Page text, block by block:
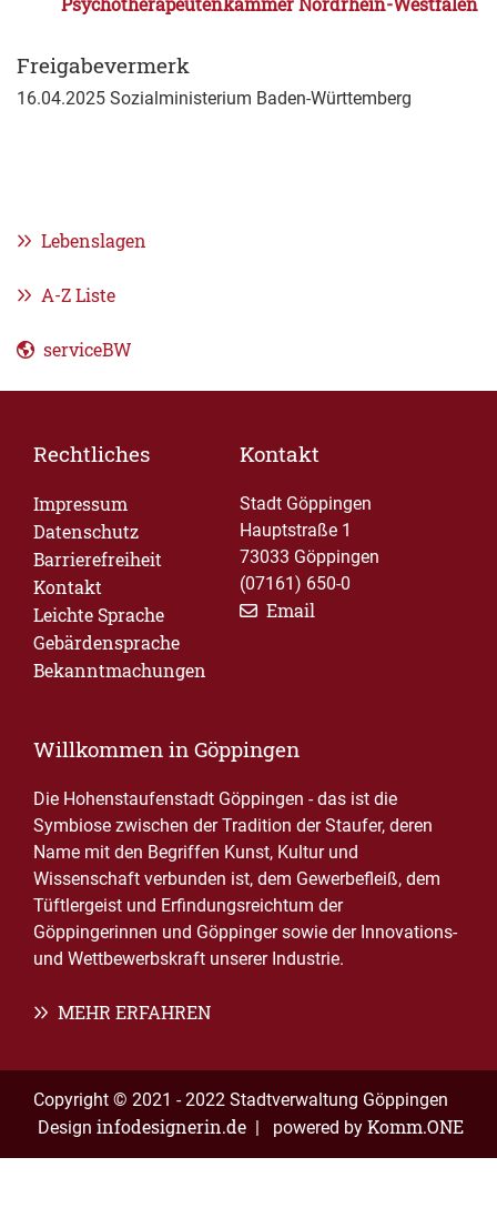
Freigabevermerk
16.04.2025 Sozialministerium Baden-Württemberg
Lebenslagen
A-Z Liste
serviceBW
Rechtliches
Impressum
Datenschutz
Barrierefreiheit
Kontakt
Leichte Sprache
Gebärdensprache
Bekanntmachungen
Kontakt
Stadt Göppingen
Hauptstraße 1
73033 Göppingen
(07161) 650-0
Email
Willkommen in Göppingen
Die Hohenstaufenstadt Göppingen - das ist die
Symbiose zwischen der Tradition der Staufer, deren
Name mit den Begriffen Kunst, Kultur und
Wissenschaft verbunden ist, dem Gewerbefleiß, dem
Tüftlergeist und Erfindungsreichtum der
Göppingerinnen und Göppinger sowie der Innovations-
und Wettbewerbskraft unserer Industrie.
MEHR ERFAHREN
Copyright © 2021 - 2022 Stadtverwaltung Göppingen
Design infodesignerin.de | powered by Komm.ONE